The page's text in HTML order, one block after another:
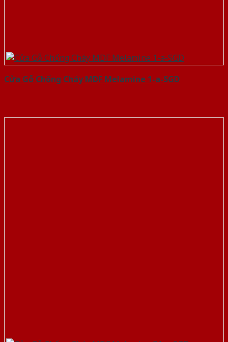
Cửa Gỗ Chống Cháy MDF Melamine 1-a-SGD